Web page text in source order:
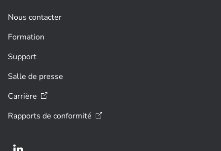
Nous contacter
Formation
Support
Salle de presse
Carrière
Rapports de conformité